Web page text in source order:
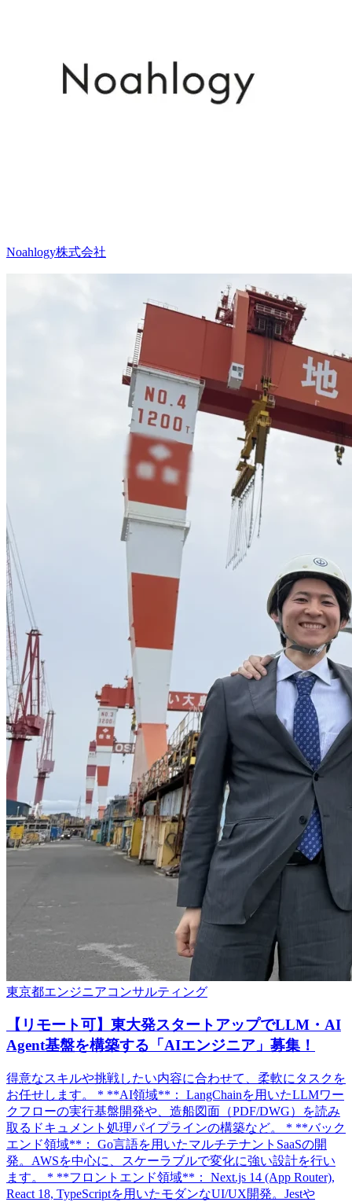
Noahlogy株式会社
東京都エンジニアコンサルティング
【リモート可】東大発スタートアップでLLM・AI
Agent基盤を構築する「AIエンジニア」募集！
得意なスキルや挑戦したい内容に合わせて、柔軟にタスクを
お任せします。 * **AI領域**： LangChainを用いたLLMワー
クフローの実行基盤開発や、造船図面（PDF/DWG）を読み
取るドキュメント処理パイプラインの構築など。 * **バック
エンド領域**： Go言語を用いたマルチテナントSaaSの開
発。AWSを中心に、スケーラブルで変化に強い設計を行い
ます。 * **フロントエンド領域**： Next.js 14 (App Router),
React 18, TypeScriptを用いたモダンなUI/UX開発。Jestや